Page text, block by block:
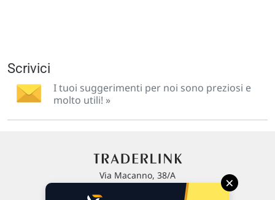
Scrivici
I tuoi suggerimenti per noi sono preziosi e
molto utili! »
Via Macanno, 38/A
×